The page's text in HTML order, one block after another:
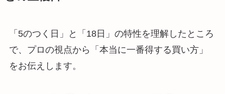
「5のつく日」と「18日」の特性を理解したところ
で、プロの視点から「本当に一番得する買い方」
をお伝えします。